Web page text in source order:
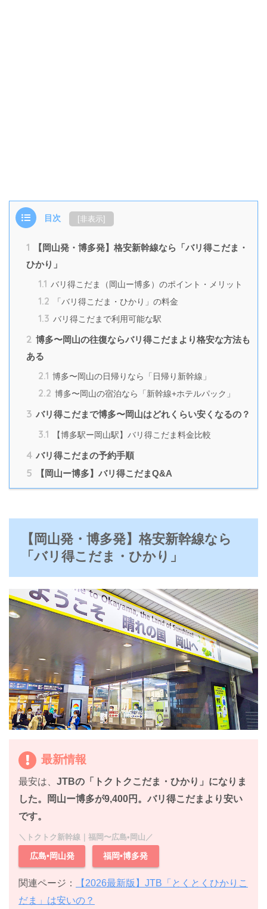
目次 [非表示]
1
【岡山発・博多発】格安新幹線なら「バリ得こだま・
ひかり」
1.1 バリ得こだま（岡山ー博多）のポイント・メリット
1.2 「バリ得こだま・ひかり」の料金
1.3 バリ得こだまで利用可能な駅
2 博多〜岡山の往復ならバリ得こだまより格安な方法も
ある
2.1 博多〜岡山の日帰りなら「日帰り新幹線」
2.2 博多〜岡山の宿泊なら「新幹線+ホテルパック」
3 バリ得こだまで博多〜岡山はどれくらい安くなるの？
3.1 【博多駅ー岡山駅】バリ得こだま料金比較
4 バリ得こだまの予約手順
5 【岡山ー博多】バリ得こだまQ&A
【岡山発・博多発】格安新幹線なら
「バリ得こだま・ひかり」
最新情報
最安は、 JTBの「トクトクこだま・ひかり」になりま
した。
岡山ー博多が9,400円。バリ得こだまより安い
です。
＼トクトク新幹線｜福岡〜広島•岡山／
広島•岡山発 福岡•博多発
関連ページ：
【2026最新版】JTB「とくとくひかりこ
だま」は安いの？